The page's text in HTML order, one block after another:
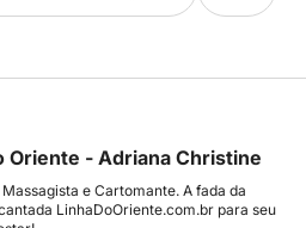
Oriente - Adriana Christine
e Cartomante. A fada da
LinhaDoOriente.com.br para seu